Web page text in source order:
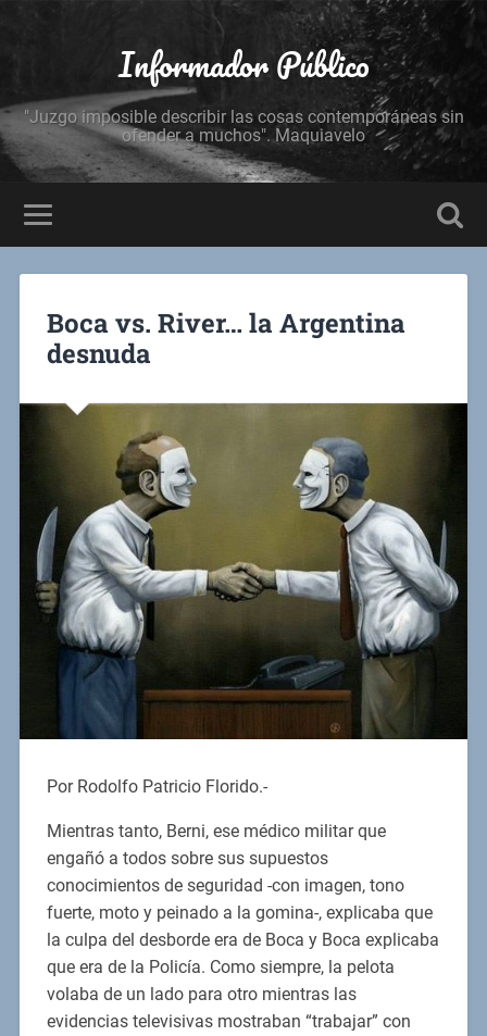
Informador Público
"Juzgo imposible describir las cosas contemporáneas sin
ofender a muchos". Maquiavelo
Boca vs. River… la Argentina
desnuda
Por Rodolfo Patricio Florido.-
Mientras tanto, Berni, ese médico militar que
engañó a todos sobre sus supuestos
conocimientos de seguridad -con imagen, tono
fuerte, moto y peinado a la gomina-, explicaba que
la culpa del desborde era de Boca y Boca explicaba
que era de la Policía. Como siempre, la pelota
volaba de un lado para otro mientras las
evidencias televisivas mostraban “trabajar” con